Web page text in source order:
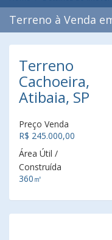
Terreno à Venda
Terreno
Cachoeira,
Atibaia, SP
Preço Venda
R$ 245.000,00
Área Útil /
Construída
360㎡